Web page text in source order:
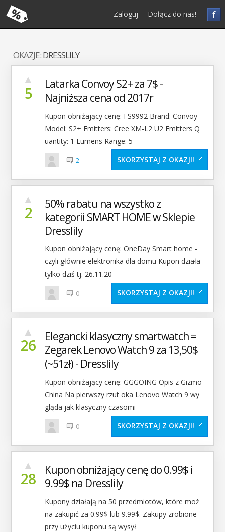
f
Zaloguj Dołącz do nas!
OKAZJE:DRESSLILY
5
▲
Latarka Convoy S2+ za 7$ -
Najniższa cena od 2017r
Kupon obniżający cenę: FS9992 Brand: Convoy
Model: S2+ Emitters: Cree XM-L2 U2 Emitters Q
uantity: 1 Lumens Range: 5
2 SKORZYSTAJ Z OKAZJI
2
▲
50% rabatu na wszystko z
kategorii SMART HOME w Sklepie
Dresslily
Kupon obniżający cenę: OneDay Smart home -
czyli głównie elektronika dla domu Kupon działa
tylko dziś tj. 26.11.20
0 SKORZYSTAJ Z OKAZJI
26
▲
Elegancki klasyczny smartwatch =
Zegarek Lenovo Watch 9 za 13,50$
(~51zł) - Dresslily
Kupon obniżający cenę: GGGOING Opis z Gizmo
China Na pierwszy rzut oka Lenovo Watch 9 wy
gląda jak klasyczny czasomi
0 SKORZYSTAJ Z OKAZJI
28
▲
Kupon obniżający cenę do 0.99$ i
9.99$ na Dresslily
Kupony działają na 50 przedmiotów, które moż
na zakupić za 0.99$ lub 9.99$. Zakupy zrobione
przy użyciu kuponu są wysył